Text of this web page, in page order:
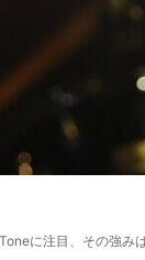
に注目、その強み